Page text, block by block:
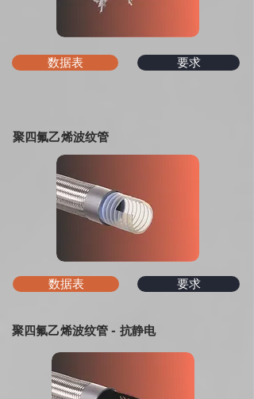
数据表 要求
聚四氟乙烯波纹管
数据表 要求
聚四氟乙烯波纹管 - 抗静电